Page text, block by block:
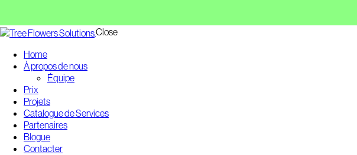
Close
Home
À propos de nous
Équipe
Prix
Projets
Catalogue de Services
Partenaires
Blogue
Contacter